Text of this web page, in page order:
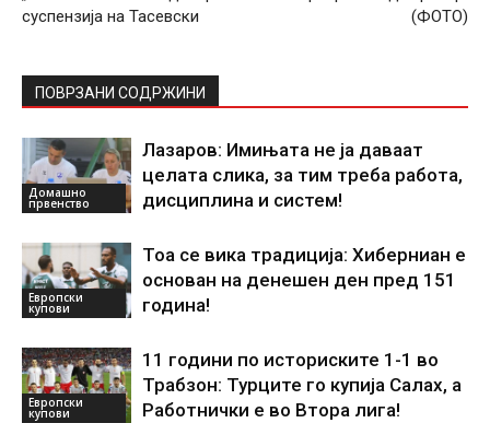
суспензија на Тасевски
(ФОТО)
ПОВРЗАНИ СОДРЖИНИ
Домашно
првенство
Лазаров: Имињата не ја даваат
целата слика, за тим треба работа,
дисциплина и систем!
Европски
купови
Тоа се вика традиција: Хиберниан е
основан на денешен ден пред 151
година!
Европски
купови
11 години по историските 1-1 во
Трабзон: Турците го купија Салах, а
Работнички е во Втора лига!